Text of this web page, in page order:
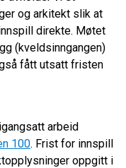
og arkitekt slik at
direkte. Møtet
(kveldsinngangen)
fått utsatt fristen
arbeid
100. Frist for innspill
oppgitt i